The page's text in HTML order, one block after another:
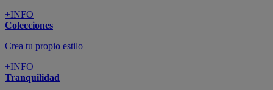
+INFO
Colecciones
Crea tu propio estilo
+INFO
Tranquilidad